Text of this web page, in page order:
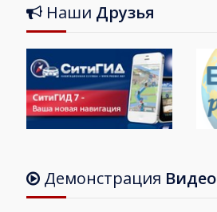
Наши Друзья
Демонстрация Видео